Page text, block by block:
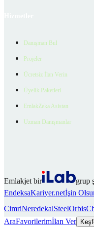
Danışman Bul
Projeler
Ücretsiz İlan Verin
Üyelik Paketleri
EmlakZeka Asistan
Uzman Danışmanlar
Emlakjet bir
grup
EndeksaKariyer.netİşin
CimriNeredekalSteelOrbis
AraFavorilerimİlan Ver